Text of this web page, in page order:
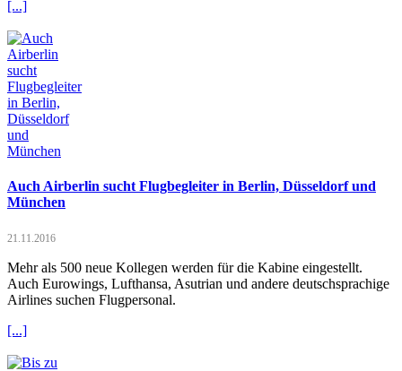
[...]
Auch Airberlin sucht Flugbegleiter in Berlin, Düsseldorf und
München
21.11.2016
Mehr als 500 neue Kollegen werden für die Kabine eingestellt.
Auch Eurowings, Lufthansa, Asutrian und andere deutschsprachige
Airlines suchen Flugpersonal.
[...]